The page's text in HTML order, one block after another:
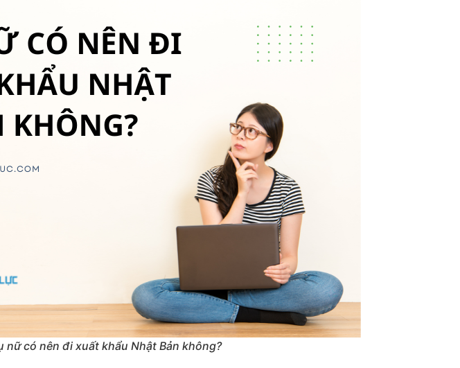
nữ có nên đi xuất khẩu Nhật Bản không?